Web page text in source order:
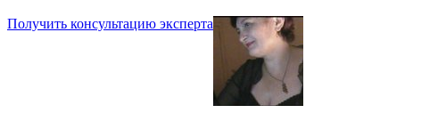
Получить консультацию эксперта